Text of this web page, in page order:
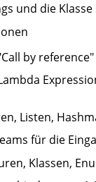
und die
by
Listen,
für die
Klassen,